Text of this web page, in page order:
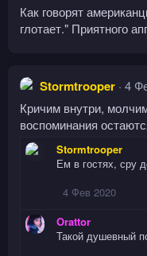
Как говорят
глотает." Приятного
Stormtrooper 4
Кричим внутри,
воспоминания
Stormtrooper
Ем в гостях, сру
4 Фев 2020
Orattor
Такой душевный